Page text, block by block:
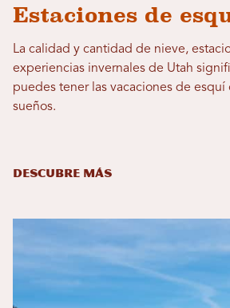
Estaciones de
La calidad y cantidad de nieve,
experiencias invernales de Utah
puedes tener las vacaciones de
sueños.
DESCUBRE MÁS